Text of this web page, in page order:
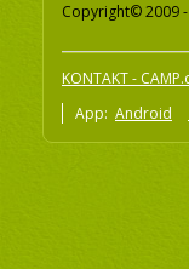
Copyright© 2009 -
KONTAKT -
App: Android